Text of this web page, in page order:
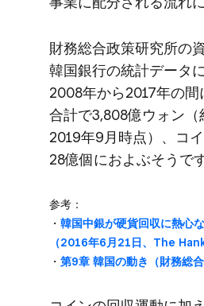
財務総合政策研究所の​
韓国銀行の​統計データ
2008年から​2017年の​間
合計で​3,808億ウォン​（
2019年9月時点）、​コ
28億個に​およぶそうです
参考：
・ 韓国中銀が​硬貨回収に​熱心
（2016年6月21日、​The
・ 第9章 韓国の​動き​（財務総合